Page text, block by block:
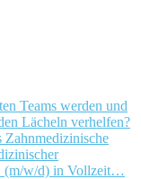
Teams werden und
Lächeln verhelfen?
Zahnmedizinische
(m/w/d) in Vollzeit…